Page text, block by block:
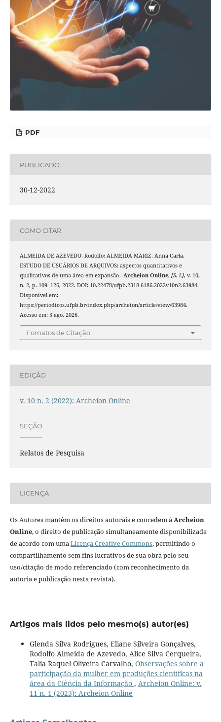
PDF
PUBLICADO
30-12-2022
COMO CITAR
ALMEIDA DE AZEVEDO, Rodolfo; ALMEIDA MARIZ, Anna Carla.
ESTUDO DE USUÁRIOS DE ARQUIVOS: aspectos quantitativos e
qualitativos de uma área em expansão . Archeion Online, [S. l.], v. 10,
n. 2, p. 109–126, 2022. DOI: 10.22478/ufpb.2318-6186.2022v10n2.63984.
Disponível em:
https://periodicos.ufpb.br/index.php/archeion/article/view/63984.
Acesso em: 5 ago. 2026.
Fomatos de Citação
EDIÇÃO
v. 10 n. 2 (2022): Archeion Online
SEÇÃO
Relatos de Pesquisa
LICENÇA
Os Autores mantêm os direitos autorais e concedem àArcheion
Online, o direito de publicação simultaneamente disponibilizada
de acordo com umaLicença Creative Commons, permitindo o
compartilhamento sem fins lucrativos de sua obra pelo seu
uso/citação de modo referenciado (com reconhecimento da
autoria e publicação nesta revista).
Artigos mais lidos pelo mesmo(s) autor(es)
Glenda Silva Rodrigues, Eliane Silveira Gonçalves,
Rodolfo Almeida de Azevedo, Alice Silva Cerqueira,
Talia Raquel Oliveira Carvalho, Observações sobre a
participação da mulher em produções científicas na
área da Ciência da Informação , Archeion Online: v.
11 n. 1 (2023): Archeion Online